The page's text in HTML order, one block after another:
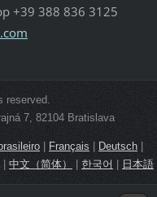
+39 388 836 3125
reserved.
7, 82104 Bratislava
|Français | Deutsch |
| 中文（简体） | 한국어 | 日本語